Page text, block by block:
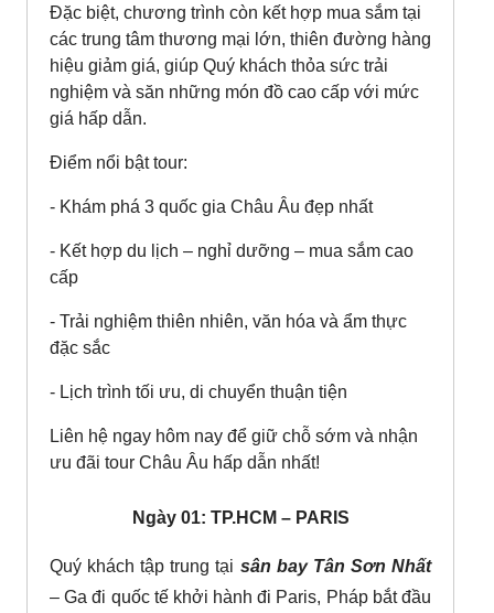
Đặc biệt, chương trình còn kết hợp mua sắm tại
các trung tâm thương mại lớn, thiên đường hàng
hiệu giảm giá, giúp Quý khách thỏa sức trải
nghiệm và săn những món đồ cao cấp với mức
giá hấp dẫn.
Điểm nổi bật tour:
- Khám phá 3 quốc gia Châu Âu đẹp nhất
- Kết hợp du lịch – nghỉ dưỡng – mua sắm cao
cấp
- Trải nghiệm thiên nhiên, văn hóa và ẩm thực
đặc sắc
- Lịch trình tối ưu, di chuyển thuận tiện
Liên hệ ngay hôm nay để giữ chỗ sớm và nhận
ưu đãi tour Châu Âu hấp dẫn nhất!
Ngày 01: TP.HCM – PARIS
Quý khách tập trung tại sân bay Tân Sơn Nhất
– Ga đi quốc tế khởi hành đi Paris, Pháp bắt đầu